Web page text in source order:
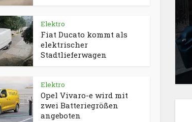
Elektro
Fiat Ducato kommt als
elektrischer
Stadtlieferwagen
Elektro
Opel Vivaro-e wird mit
zwei Batteriegrößen
angeboten